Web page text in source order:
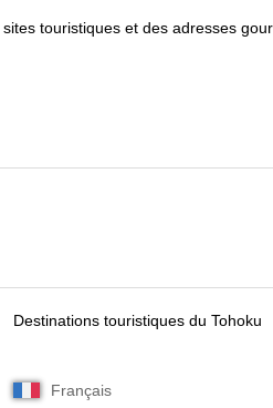
touristiques et des adresses
Destinations touristiques du Tohoku
Français